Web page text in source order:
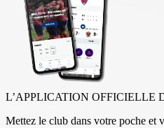
L’APPLICATION OFFICIELLE
Mettez le club dans votre poche et